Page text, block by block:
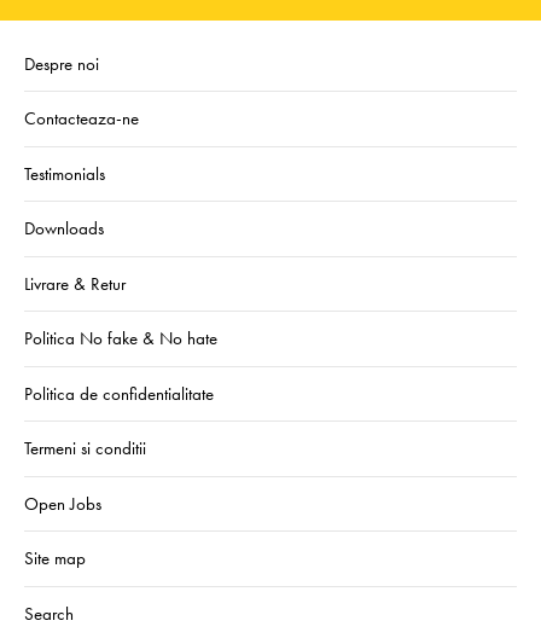
Despre noi
Contacteaza-ne
Testimonials
Downloads
Livrare & Retur
Politica No fake & No hate
Politica de confidentialitate
Termeni si conditii
Open Jobs
Site map
Search